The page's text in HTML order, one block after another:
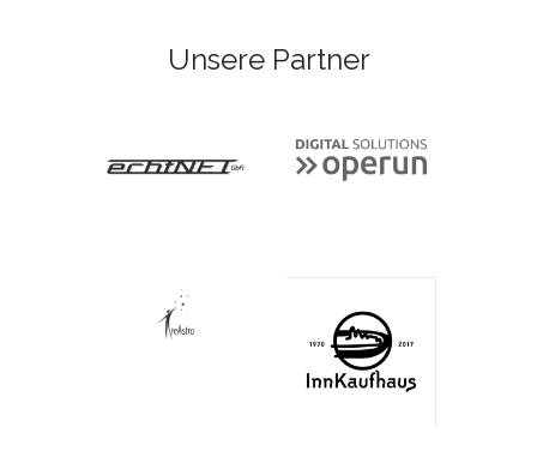
Unsere Partner